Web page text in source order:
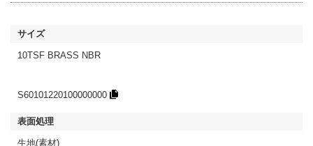
10TSF BRASS NBR
S60101220100000000
生地(素材)